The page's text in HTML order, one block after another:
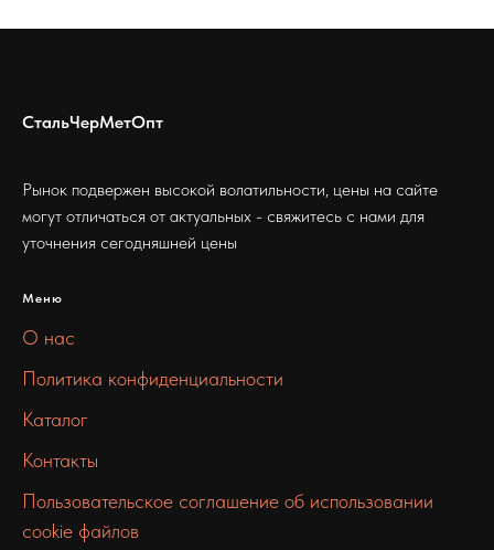
СтальЧерМетОпт
Рынок подвержен высокой волатильности, цены на сайте
могут отличаться от актуальных - свяжитесь с нами для
уточнения сегодняшней цены
Меню
О нас
Политика конфиденциальности
Каталог
Контакты
Пользовательское соглашение об использовании
cookie файлов